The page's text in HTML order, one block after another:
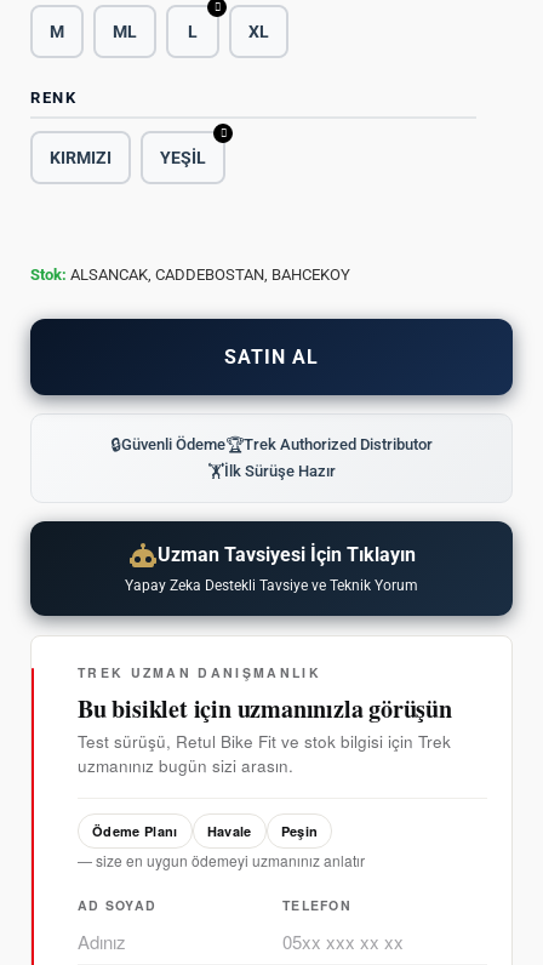
M ML L XL
RENK
KIRMIZI YEŞİL
Stok: ALSANCAK, CADDEBOSTAN, BAHCEKOY
SATIN AL
🔒Güvenli Ödeme🏆Trek Authorized Distributor
🏋İlk Sürüşe Hazır
Uzman Tavsiyesi İçin Tıklayın
Yapay Zeka Destekli Tavsiye ve Teknik Yorum
TREK UZMAN DANIŞMANLIK
Bu bisiklet için uzmanınızla görüşün
Test sürüşü, Retul Bike Fit ve stok bilgisi için Trek
uzmanınız bugün sizi arasın.
Ödeme Planı Havale Peşin
— size en uygun ödemeyi uzmanınız anlatır
AD SOYAD TELEFON